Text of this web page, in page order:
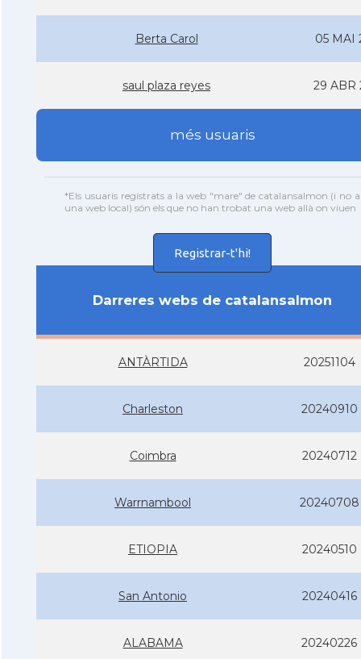
Berta Carol 05 MAI
saul plaza reyes 29 ABR
més usuaris
*Els usuaris registrats a la web "mare" de catalansalmon (i no a
una web local) són els que no han trobat una web allà on viuen
Registrar-t'hi!
Darreres webs de catalansalmon
ANTÀRTIDA 20251104
Charleston 20240910
Coimbra 20240712
Warrnambool 20240708
ETIOPIA 20240510
San Antonio 20240416
ALABAMA 20240226